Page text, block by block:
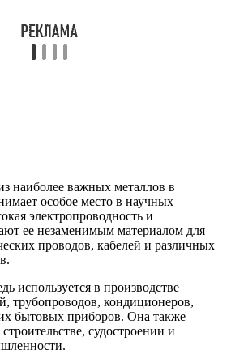
наиболее важных металлов в
особое место в научных
электропроводность и
ее незаменимым материалом для
проводов, кабелей и различных
используется в производстве
трубопроводов, кондиционеров,
бытовых приборов. Она также
судостроении и